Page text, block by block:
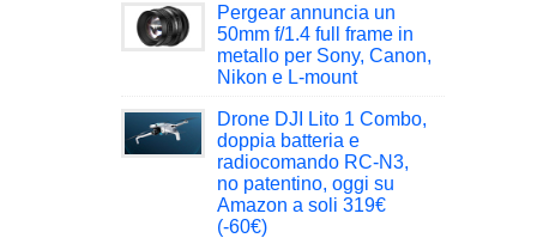
Pergear annuncia un
50mm f/1.4 full frame in
metallo per Sony, Canon,
Nikon e L-mount
Drone DJI Lito 1 Combo,
doppia batteria e
radiocomando RC-N3,
no patentino, oggi su
Amazon a soli 319€
(-60€)